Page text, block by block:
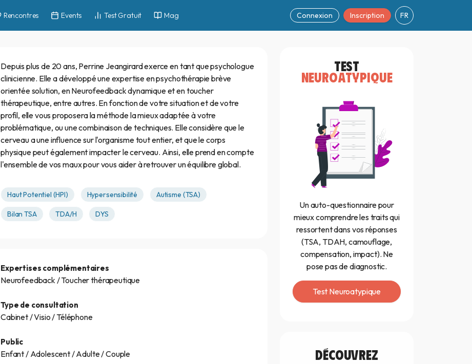
Connexion Inscription FR
Rencontres Events Test Gratuit Mag
Depuis plus de 20 ans, Perrine Jeangirard exerce en tant que psychologue
clinicienne. Elle a développé une expertise en psychothérapie brève
orientée solution, en Neurofeedback dynamique et en toucher
thérapeutique, entre autres. En fonction de votre situation et de votre
profil, elle vous proposera la méthode la mieux adaptée à votre
problématique, ou une combinaison de techniques. Elle considère que le
cerveau a une influence sur l'organisme tout entier, et que le corps
physique peut également impacter le cerveau. Ainsi, elle prend en compte
l'ensemble de vos maux pour vous aider à retrouver un équilibre global.
Haut Potentiel (HPI) Hypersensibilité Autisme (TSA)
Bilan TSA TDA/H DYS
Expertises complémentaires
Neurofeedback / Toucher thérapeutique
Type de consultation
Cabinet / Visio / Téléphone
Public
Enfant / Adolescent / Adulte / Couple
TEST
NEUROATYPIQUE
Un auto-questionnaire pour
mieux comprendre les traits qui
ressortent dans vos réponses
(TSA, TDAH, camouflage,
compensation, impact). Ne
pose pas de diagnostic.
Test Neuroatypique
découvrez